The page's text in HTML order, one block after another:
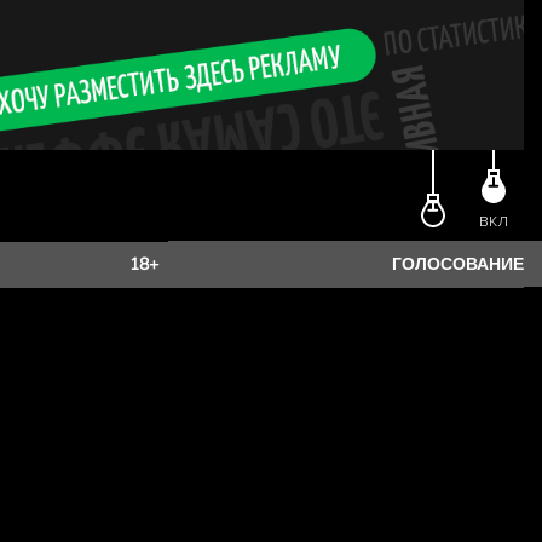
ВКЛ
18+ ГОЛОСОВАНИЕ
старше 18 лет. Чтобы
возраст.